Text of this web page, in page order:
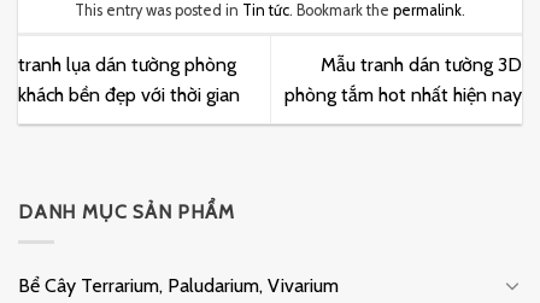
This entry was posted in Tin tức. Bookmark the permalink.
tranh lụa dán tường phòng
khách bền đẹp với thời gian
Mẫu tranh dán tường 3D
phòng tắm hot nhất hiện nay
DANH MỤC SẢN PHẨM
Bể Cây Terrarium, Paludarium, Vivarium